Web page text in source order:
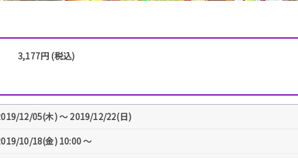
3,177円 (税込)
12/05(木) 〜 2019/12/22(日)
10/18(金) 10:00 〜